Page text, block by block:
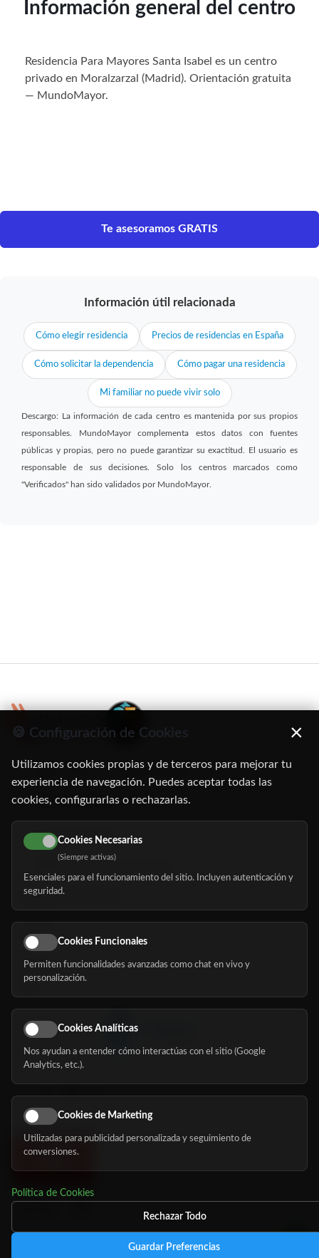
Información general del centro
Residencia Para Mayores Santa Isabel es un centro
privado en Moralzarzal (Madrid). Orientación gratuita
— MundoMayor.
Te asesoramos GRATIS
Información útil relacionada
Cómo elegir residencia Precios de residencias en España
Cómo solicitar la dependencia Cómo pagar una residencia
Mi familiar no puede vivir solo
Descargo: La información de cada centro es mantenida por sus propios
responsables. MundoMayor complementa estos datos con fuentes
públicas y propias, pero no puede garantizar su exactitud. El usuario es
responsable de sus decisiones. Solo los centros marcados como
"Verificados" han sido validados por MundoMayor.
C/ Oruro, 11. 28016 Madrid
91 345 06 26
616 113 103
hola@mundomayor.com
Buscador de residencias
Eventos
Nosotros
Síguenos
🍪 Configuración de Cookies ×
Utilizamos cookies propias y de terceros para mejorar tu
experiencia de navegación. Puedes aceptar todas las
cookies, configurarlas o rechazarlas.
Cookies Necesarias
(Siempre activas)
Esenciales para el funcionamiento del sitio. Incluyen autenticación y
seguridad.
Cookies Funcionales
Permiten funcionalidades avanzadas como chat en vivo y
personalización.
Cookies Analíticas
Nos ayudan a entender cómo interactúas con el sitio (Google
Analytics, etc.).
Cookies de Marketing
Utilizadas para publicidad personalizada y seguimiento de
conversiones.
Política de Cookies
Rechazar Todo
Guardar Preferencias